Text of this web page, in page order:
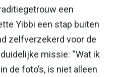
een
Yibbi een stap buiten
zelfverzekerd voor de
missie: “Wat ik
de foto’s, is niet alleen